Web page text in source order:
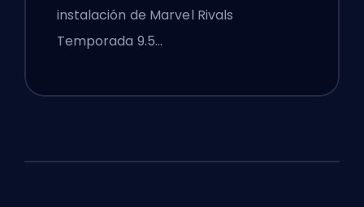
instalación de Marvel Rivals
Temporada 9.5…